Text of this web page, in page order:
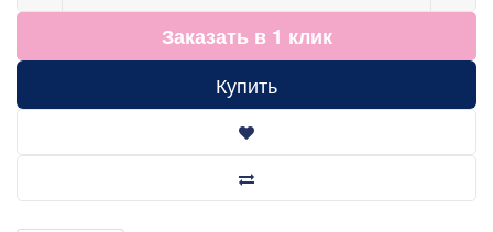
Заказать в 1 клик
Купить